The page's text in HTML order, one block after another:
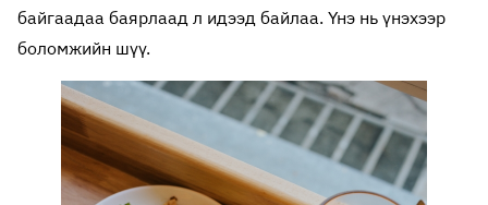
байгаадаа баярлаад л идээд байлаа. Үнэ нь үнэхээр
боломжийн шүү.